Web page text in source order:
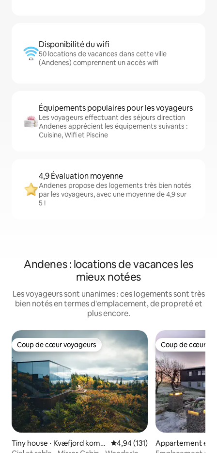
Disponibilité du wifi
50 locations de vacances dans cette ville
(Andenes) comprennent un accès wifi
Équipements populaires pour les voyageurs
Les voyageurs effectuant des séjours direction
Andenes apprécient les équipements suivants :
Cuisine, Wifi et Piscine
4,9 Évaluation moyenne
Andenes propose des logements très bien notés
par les voyageurs, avec une moyenne de 4,9 sur
5 !
Andenes : locations de vacances les
mieux notées
Les voyageurs sont unanimes : ces logements sont très
bien notés en termes d'emplacement, de propreté et
plus encore.
Coup de cœur voyageurs
Coup de cœur voyageurs
Tiny house ⋅ Kvæfjord komm
Évaluation moyenne sur la
4,94 (131)
Coup de cœur
Coup de cœur
Appartement en